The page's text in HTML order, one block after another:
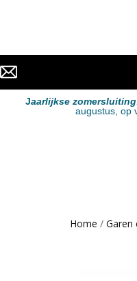
Jaarlijkse
augustus, op
Home / Garen